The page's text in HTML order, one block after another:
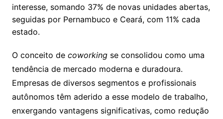
interesse, somando 37% de novas unidades abertas,
seguidas por Pernambuco e Ceará, com 11% cada
estado.
O conceito de coworkingse consolidou como uma
tendência de mercado moderna e duradoura.
Empresas de diversos segmentos e profissionais
autônomos têm aderido a esse modelo de trabalho,
enxergando vantagens significativas, como redução